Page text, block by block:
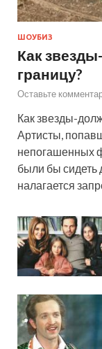
ШОУБИЗ
Как
границу?
Оставьте
Как звезды-
Артисты,
непогашенных
были бы сидеть
налагается